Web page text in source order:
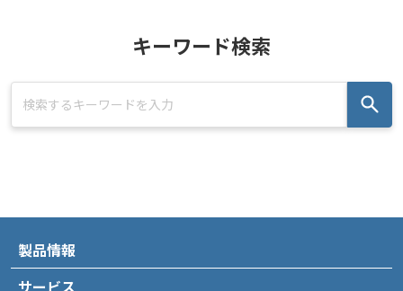
キーワード検索
製品情報
サービス